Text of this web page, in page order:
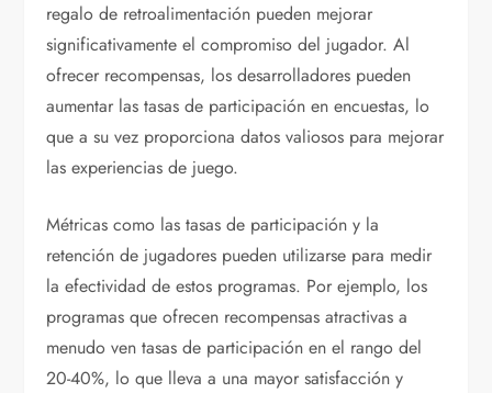
regalo de retroalimentación pueden mejorar
significativamente el compromiso del jugador. Al
ofrecer recompensas, los desarrolladores pueden
aumentar las tasas de participación en encuestas, lo
que a su vez proporciona datos valiosos para mejorar
las experiencias de juego.
Métricas como las tasas de participación y la
retención de jugadores pueden utilizarse para medir
la efectividad de estos programas. Por ejemplo, los
programas que ofrecen recompensas atractivas a
menudo ven tasas de participación en el rango del
20-40%, lo que lleva a una mayor satisfacción y